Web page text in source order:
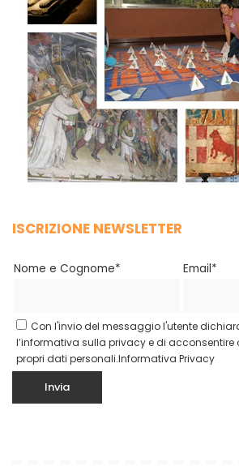
ISCRIZIONE NEWSLETTER
Nome e Cognome* Email*
Con l'invio del messaggio l'utente
l’informativa sulla privacy e di
propri dati personali.Informativa Privacy